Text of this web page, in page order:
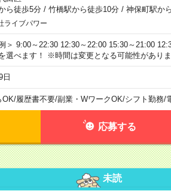
ら徒歩5分/ 竹橋駅から徒歩10分/ 神保町駅か
ライブパワー
＞ 9:00～22:30 12:30～22:00 15:30～21:00
選べます！ ※時間は変更となる可能性があり
日
OK/履歴書不要/副業・WワークOK/シフト勤務/
応募する
未読